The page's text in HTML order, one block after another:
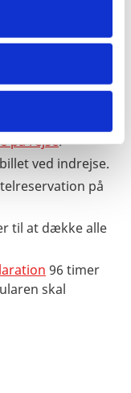
med børn, som
får en fuldmagt
Det
år og rejser
på rejse.
ved indrejse.
på
til at dække alle
96 timer
skal